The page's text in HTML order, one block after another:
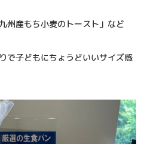
州産もち小麦のトースト」など
で子どもにちょうどいいサイズ感